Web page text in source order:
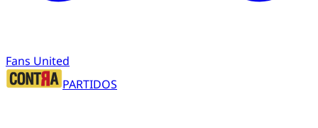
Fans United
PARTIDOS